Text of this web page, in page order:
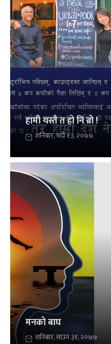
हामी यस्तै त हो नि ब्रो !
शनिबार, भदौ १३, २०७७
मनको बाघ
शनिबार, साउन ३१, २०७७